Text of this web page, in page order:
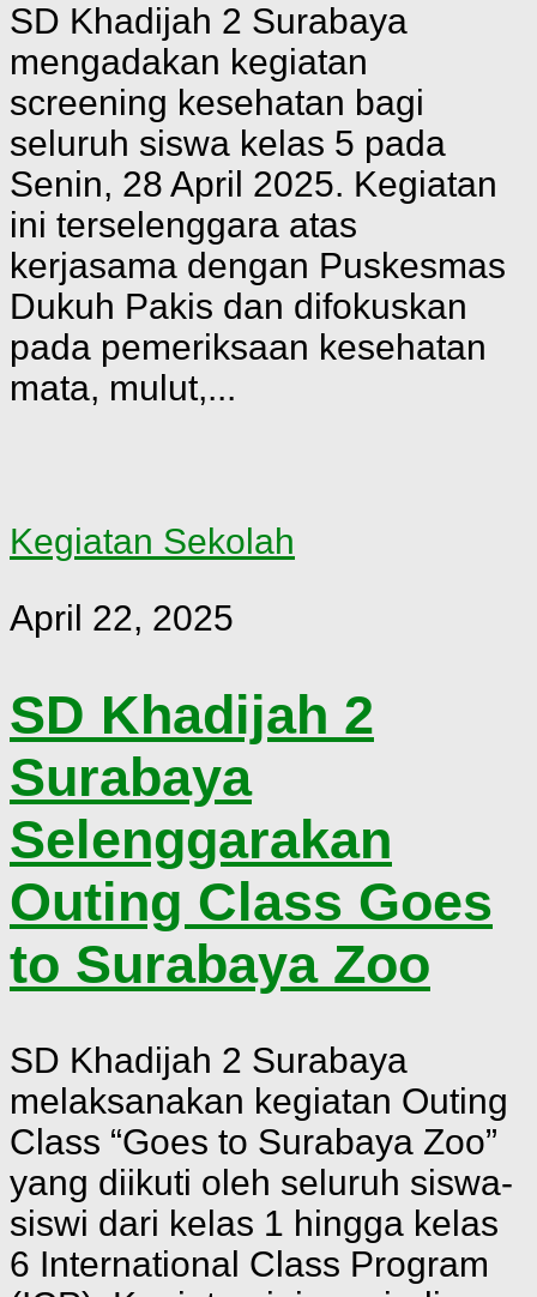
SD Khadijah 2 Surabaya
mengadakan kegiatan
screening kesehatan bagi
seluruh siswa kelas 5 pada
Senin, 28 April 2025. Kegiatan
ini terselenggara atas
kerjasama dengan Puskesmas
Dukuh Pakis dan difokuskan
pada pemeriksaan kesehatan
mata, mulut,...
Kegiatan Sekolah
April 22, 2025
SD Khadijah 2
Surabaya
Selenggarakan
Outing Class Goes
to Surabaya Zoo
SD Khadijah 2 Surabaya
melaksanakan kegiatan Outing
Class “Goes to Surabaya Zoo”
yang diikuti oleh seluruh siswa-
siswi dari kelas 1 hingga kelas
6 International Class Program